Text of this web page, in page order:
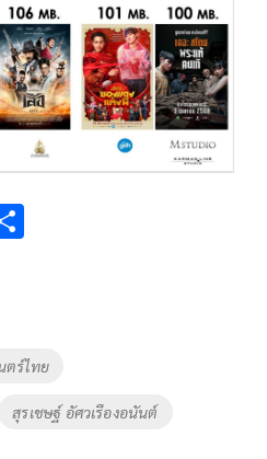
ตร์ไทย
สุรเชษฐ์ อัศวเรืองอนันต์